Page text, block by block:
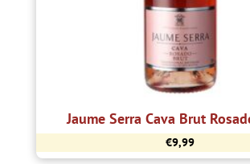
Jaume Serra Cava Brut
€9,99